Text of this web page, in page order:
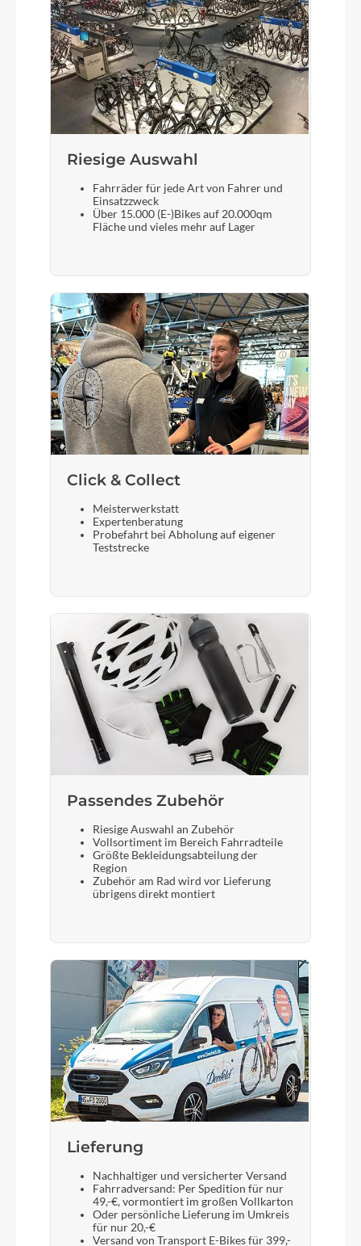
Lenker
CUBE Comfort Trail Bar, 720mm
Farbe
graphite´n´black
Motor
Bosch Drive Unit Performance Generation 3
(75Nm) Cruise (250Watt), Smart System
Rücklicht
ACID Mudguard Rear Light PRO-E, 12V, DC
Vorderrad Nabe
Shimano HB-TX505, QR, Centerlock
Scheinwerfer
CUBE Shiny 50 Lux, 12V, DC
Laufradgröße
28 Zoll
Schalthebel
Shimano SL-M3100-R, Rapidfire-Plus
Steuersatz
56mm), Bottom Zero-Stack 1 1/2" (ZS 56mm)
Sattel
Gabel
SR Suntour NVX30 Coil, 63mm
Display
Bosch LED Remote
Sattelstütze
CUBE Performance Post, 30.9mm
Riesige Auswahl
Fahrräder für jede Art von Fahrer und
Einsatzzweck
Über 15.000 (E-)Bikes auf 20.000qm
Fläche und vieles mehr auf Lager
Click & Collect
Meisterwerkstatt
Expertenberatung
Probefahrt bei Abholung auf eigener
Teststrecke
Passendes Zubehör
Riesige Auswahl an Zubehör
Vollsortiment im Bereich Fahrradteile
Größte Bekleidungsabteilung der
Region
Zubehör am Rad wird vor Lieferung
übrigens direkt montiert
Lieferung
Nachhaltiger und versicherter Versand
Fahrradversand: Per Spedition für nur
49,-€, vormontiert im großen Vollkarton
Oder persönliche Lieferung im Umkreis
für nur 20,-€
Versand von Transport E-Bikes für 399,-